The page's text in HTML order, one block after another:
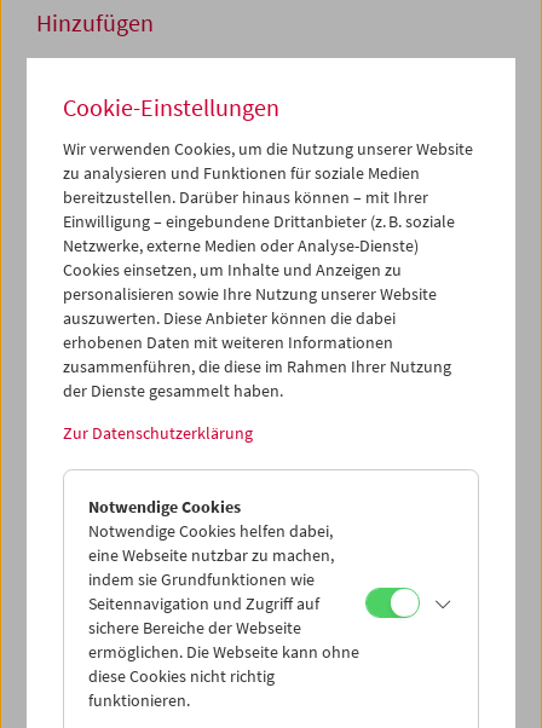
Hinzufügen
Sa 06.06.2026 18:00
Regiedebüts II
Zum aktuellen Zeitpunkt sind Tickets nur noch an der
Kassavor Ort erhältlich.
Ticketkorb Kauf
Leer
Ticketkorb Reservierung
> Weitere Karten hinzufügen / Spielplan
Ticketpreise: MitgliederEUR 5,50ohne Mitgliedschaft
EUR 10,50
Cookie-Einstellungen
Wir verwenden Cookies, um die Nutzung unserer Website
zu analysieren und Funktionen für soziale Medien
bereitzustellen. Darüber hinaus können – mit Ihrer
Einwilligung – eingebundene Drittanbieter (z. B. soziale
Netzwerke, externe Medien oder Analyse-Dienste)
Cookies einsetzen, um Inhalte und Anzeigen zu
personalisieren sowie Ihre Nutzung unserer Website
auszuwerten. Diese Anbieter können die dabei
erhobenen Daten mit weiteren Informationen
zusammenführen, die diese im Rahmen Ihrer Nutzung
der Dienste gesammelt haben.
Zur Datenschutzerklärung
Notwendige Cookies
Notwendige Cookies helfen dabei,
eine Webseite nutzbar zu machen,
indem sie Grundfunktionen wie
Seitennavigation und Zugriff auf
sichere Bereiche der Webseite
ermöglichen. Die Webseite kann ohne
diese Cookies nicht richtig
funktionieren.